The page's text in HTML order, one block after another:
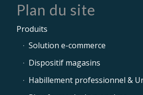
Plan du site
Produits
Solution e-commerce
Dispositif magasins
Habillement professionnel &